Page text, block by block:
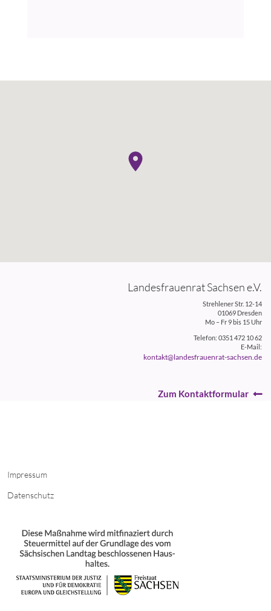
Landesfrauenrat Sachsen e.V.
Strehlener Str. 12-14
01069 Dresden
Mo – Fr 9 bis 15 Uhr
Telefon: 0351 472 10 62
E-Mail:
kontakt@landesfrauenrat-sachsen.de
Zum Kontaktformular
Impressum
Datenschutz